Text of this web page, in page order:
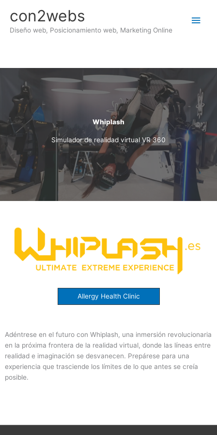
contenido
con2webs
Diseño web, Posicionamiento web, Marketing Online
Whiplash
Simulador de realidad virtual VR 360
Allergy Health Clinic
Adéntrese en el futuro con Whiplash, una inmersión revolucionaria
en la próxima frontera de la realidad virtual, donde las líneas entre
realidad e imaginación se desvanecen. Prepárese para una
experiencia que trasciende los límites de lo que antes se creía
posible.